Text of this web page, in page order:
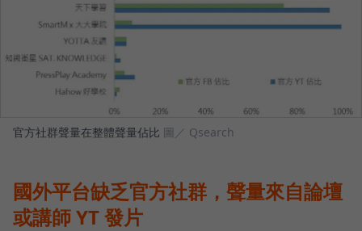
官方社群聲量在整體聲量佔比 圖／ Qsearch
國外平台缺乏官方社群，聲量來自論壇
或講師 YT 發片